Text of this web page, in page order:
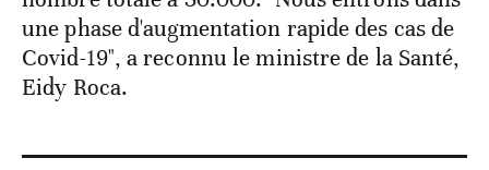
une phase d'augmentation rapide des cas de
Covid-19", a reconnu le ministre de la Santé,
Eidy Roca.